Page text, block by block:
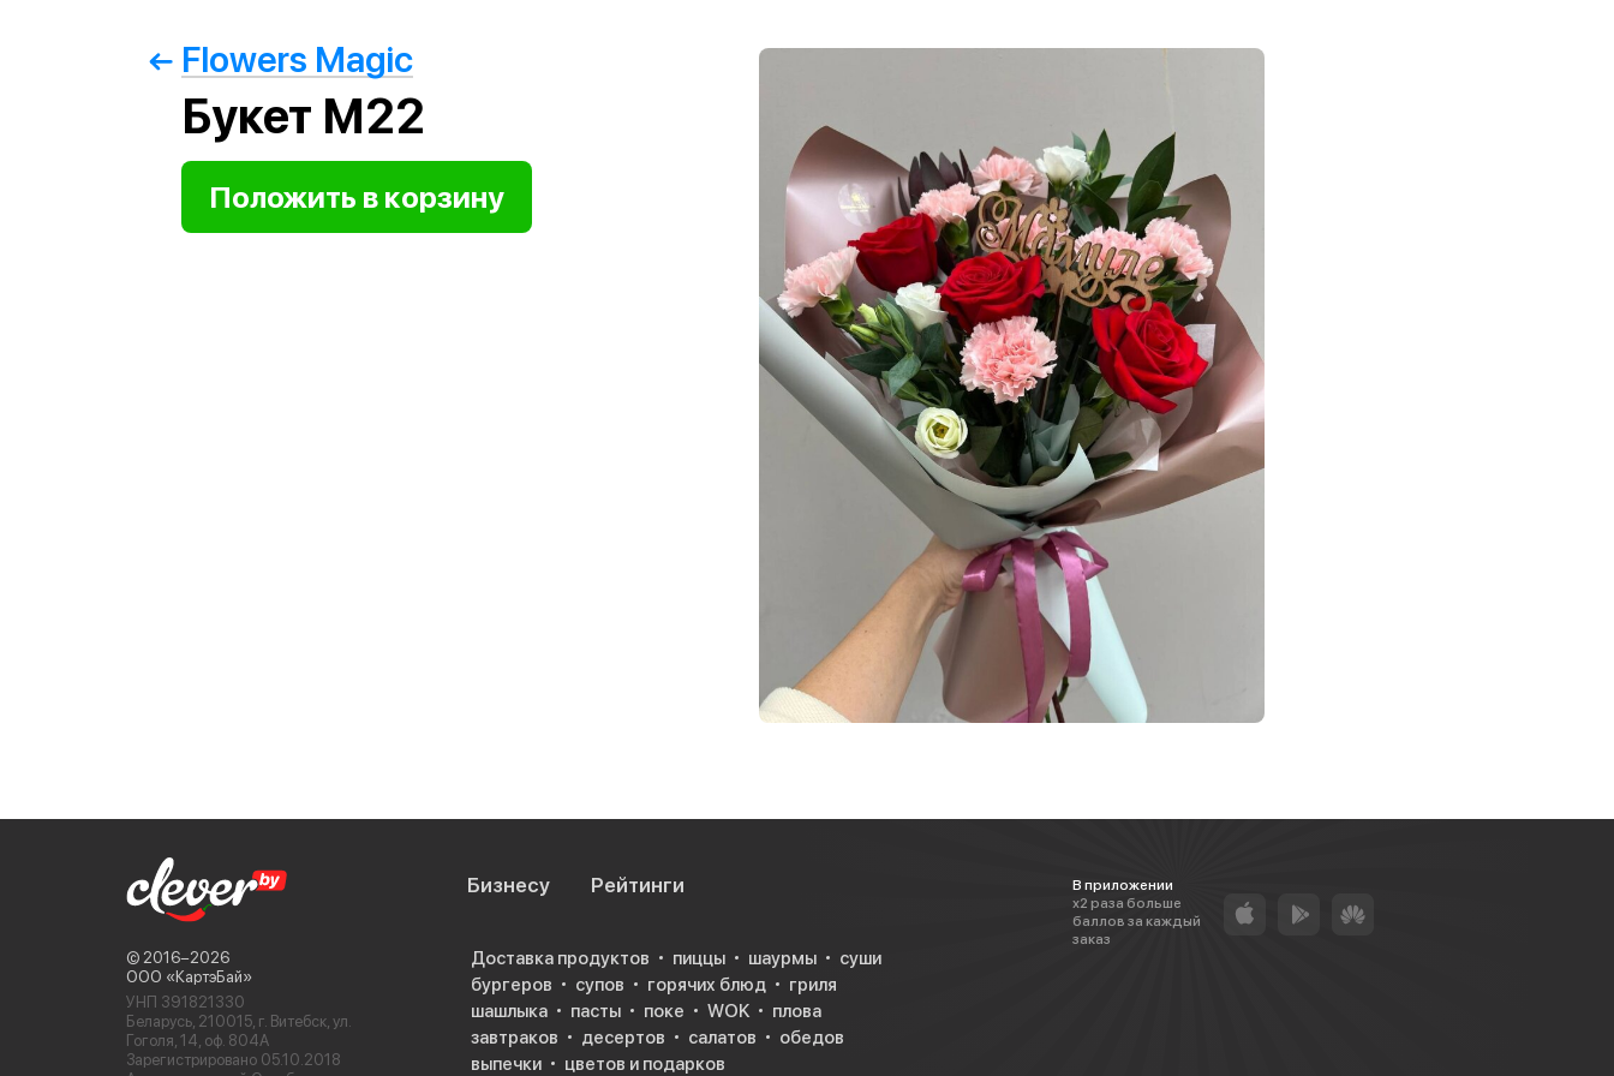
Flowers Magic
Букет М22
© 2016−2026
ООО «КартэБай»
УНП 391821330
Беларусь, 210015, г. Витебск, ул.
Гоголя, 14, оф. 804А
Зарегистрировано 05.10.2018
Бизнесу Рейтинги
В приложении
х2 раза больше
баллов за каждый
заказ
Доставка продуктов пиццы шаурмы
суши
бургеров
супов горячих блюд
гриля
шашлыка
пасты поке WOK
плова
завтраков
десертов салатов
обедов
выпечки
цветов и подарков